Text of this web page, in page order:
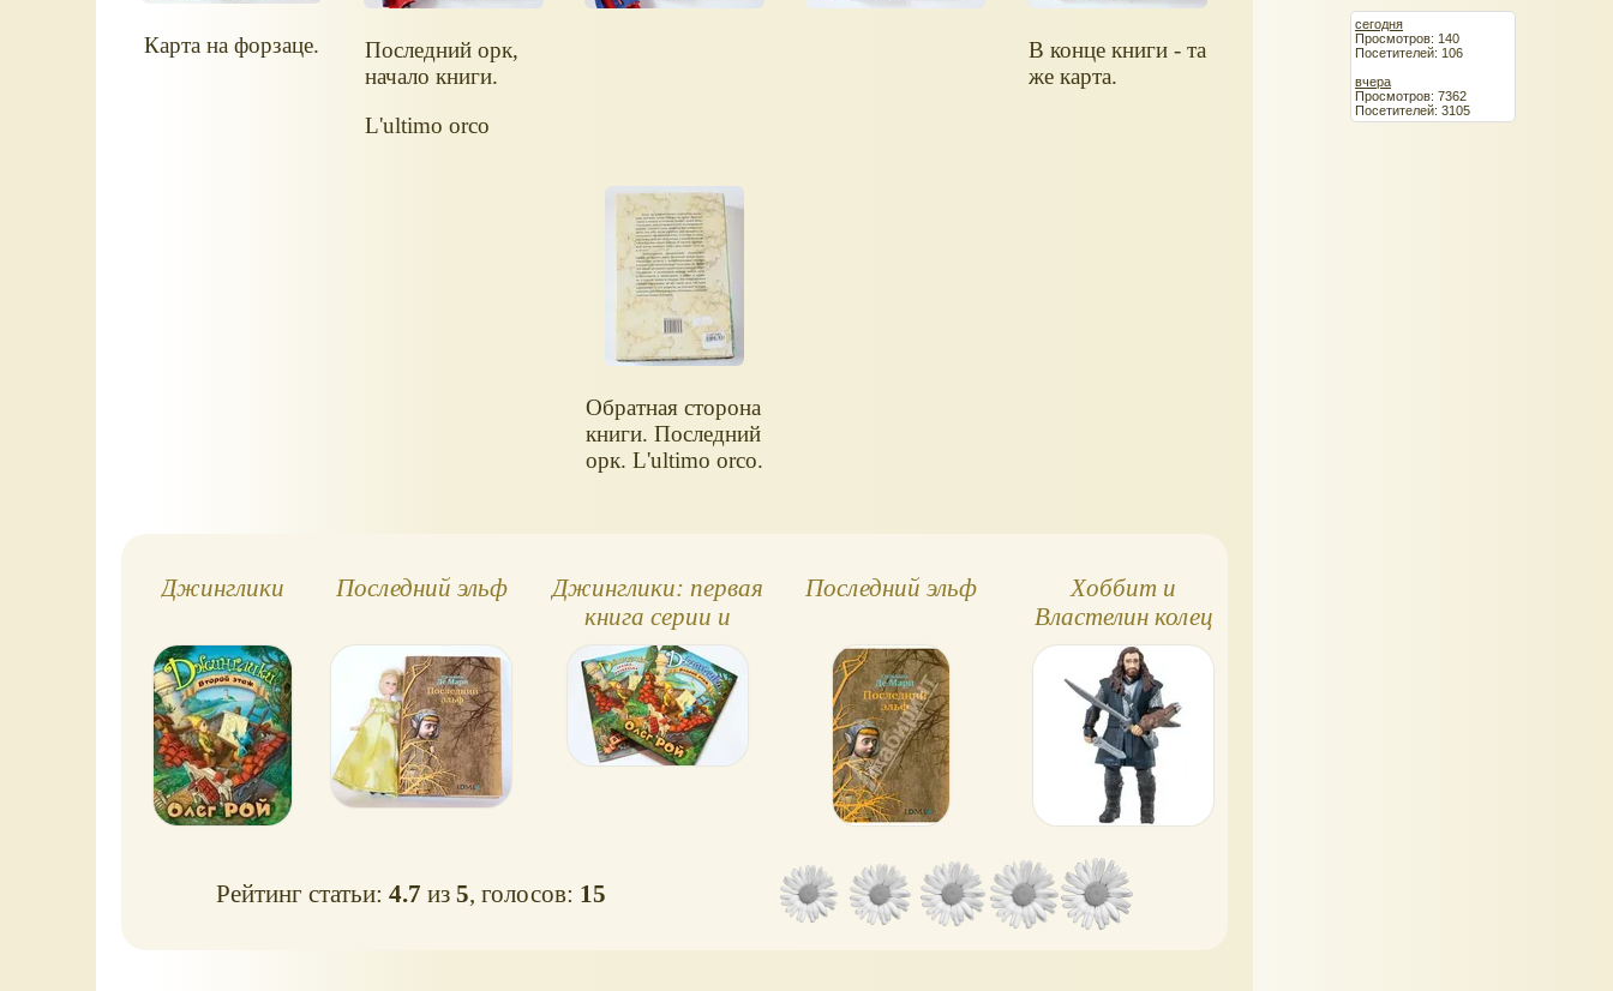
Карта на форзаце.
Последний орк,
начало книги.
L'ultimo orco
В конце книги - та
же карта.
Обратная сторона
книги. Последний
орк. L'ultimo orco.
Джинглики Последний эльф
Джинглики: первая
книга серии и
раскраска
Последний эльф
Хоббит и
Властелин колец
Рейтинг статьи:4.7 из5, голосов: 15
сегодня
Просмотров: 140
Посетителей: 106
вчера
Просмотров: 7362
Посетителей: 3105